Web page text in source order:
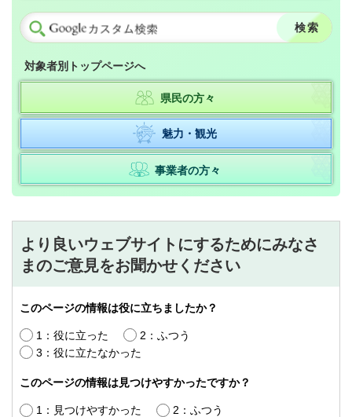
対象者別トップページへ
県民の方々
魅力・観光
事業者の方々
より良いウェブサイトにするためにみなさ
まのご意見をお聞かせください
このページの情報は役に立ちましたか？
1：役に立った
2：ふつう
3：役に立たなかった
このページの情報は見つけやすかったですか？
1：見つけやすかった
2：ふつう